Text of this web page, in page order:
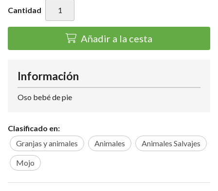
Cantidad
Añadir a la cesta
Información
Oso bebé de pie
Clasificado en:
Granjas y animales
Animales Animales Salvajes
Mojo